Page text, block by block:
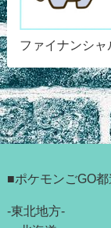
ファイナンシ
■ポケモンごGO
-東北地方-